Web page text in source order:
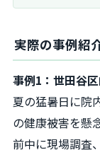
実際の事例紹
事例1：世田谷
夏の猛暑日に院
の健康被害を懸
前中に現場調査